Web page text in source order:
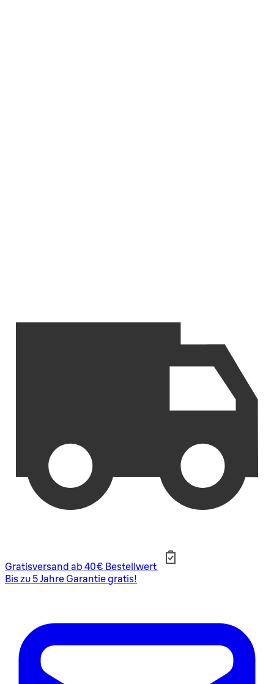
Gratisversand ab 40€ Bestellwert
Bis zu 5 Jahre Garantie gratis!